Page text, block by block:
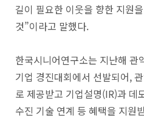
길이 필요한 이웃을 향한 지원
것”이라고 말했다.
한국시니어연구소는 지난해
기업 경진대회에서 선발되어,
로 제공받고 기업설명(IR)과 데
수진 기술 연계 등 혜택을 지원